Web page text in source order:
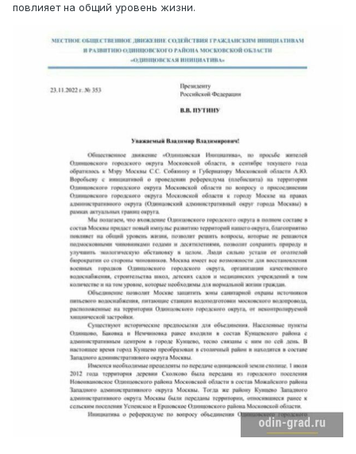
повлияет на общий уровень жизни.